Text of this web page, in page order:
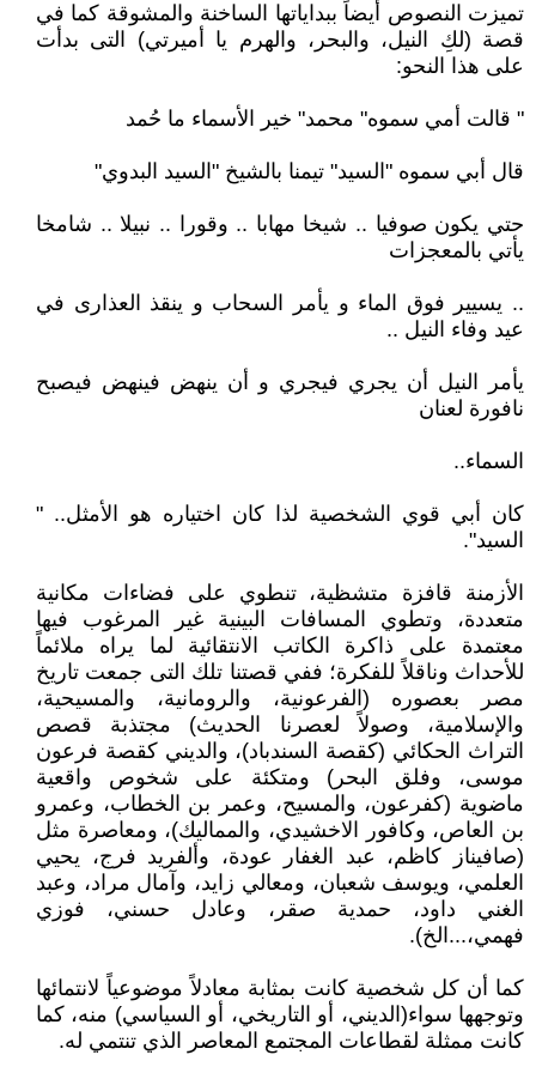
تميزت النصوص أيضاً ببداياتها الساخنة والمشوقة كما في
قصة (لكِ النيل، والبحر، والهرم يا أميرتي) التى بدأت
على هذا النحو:
" قالت أمي سموه" محمد" خير الأسماء ما حُمد
قال أبي سموه "السيد" تيمنا بالشيخ "السيد البدوي"
حتي يكون صوفيا .. شيخا مهابا .. وقورا .. نبيلا .. شامخا
يأتي بالمعجزات
.. يسيير فوق الماء و يأمر السحاب و ينقذ العذارى في
عيد وفاء النيل ..
يأمر النيل أن يجري فيجري و أن ينهض فينهض فيصبح
نافورة لعنان
السماء..
كان أبي قوي الشخصية لذا كان اختياره هو الأمثل.. "
السيد".
الأزمنة قافزة متشظية، تنطوي على فضاءات مكانية
متعددة، وتطوي المسافات البينية غير المرغوب فيها
معتمدة على ذاكرة الكاتب الانتقائية لما يراه ملائماً
للأحداث وناقلاً للفكرة؛ ففي قصتنا تلك التى جمعت تاريخ
مصر بعصوره (الفرعونية، والرومانية، والمسيحية،
والإسلامية، وصولاً لعصرنا الحديث) مجتذبة قصص
التراث الحكائي (كقصة السندباد)، والديني كقصة فرعون
موسى، وفلق البحر) ومتكئة على شخوص واقعية
ماضوية (كفرعون، والمسيح، وعمر بن الخطاب، وعمرو
بن العاص، وكافور الاخشيدي، والمماليك)، ومعاصرة مثل
(صافيناز كاظم، عبد الغفار عودة، وألفريد فرج، يحيي
العلمي، ويوسف شعبان، ومعالي زايد، وآمال مراد، وعبد
الغني داود، حمدية صقر، وعادل حسني، فوزي
فهمي،...الخ).
كما أن كل شخصية كانت بمثابة معادلاً موضوعياً لانتمائها
وتوجهها سواء(الديني، أو التاريخي، أو السياسي) منه، كما
كانت ممثلة لقطاعات المجتمع المعاصر الذي تنتمي له.